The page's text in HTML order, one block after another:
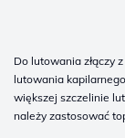
Do lutowania złączy
lutowania
większej szczelinie
należy zastosować